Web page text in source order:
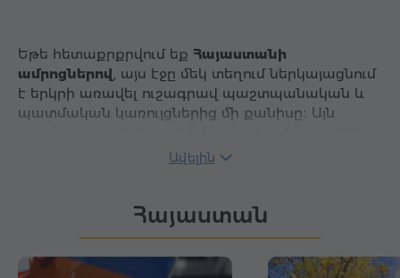
Եթե հետաքրքրվում եք Հայաստանի
ամրոցներով, այս էջը մեկ տեղում ներկայացնում
է երկրի առավել ուշագրավ պաշտպանական և
պատմական կառույցներից մի քանիսը։ Այն
փնտրում են Հայաստանի պատմական ամրոցներ,
ներառել ավելի լայն ճանապարհորդական
Գործնական ֆիլտրերը
թույլ են տալիս ցանկը
Ավելին
Հայաստան